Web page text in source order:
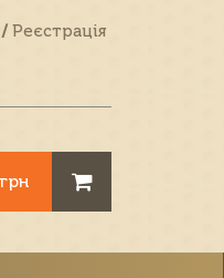
/ Реєстрація